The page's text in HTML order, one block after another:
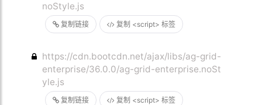
复制链接 复制 <script> 标签
noStyle.js
复制链接 复制 <script> 标签
https://cdn.bootcdn.net/ajax/libs/ag-grid-
enterprise/36.0.0/ag-grid-enterprise.noSt
yle.js